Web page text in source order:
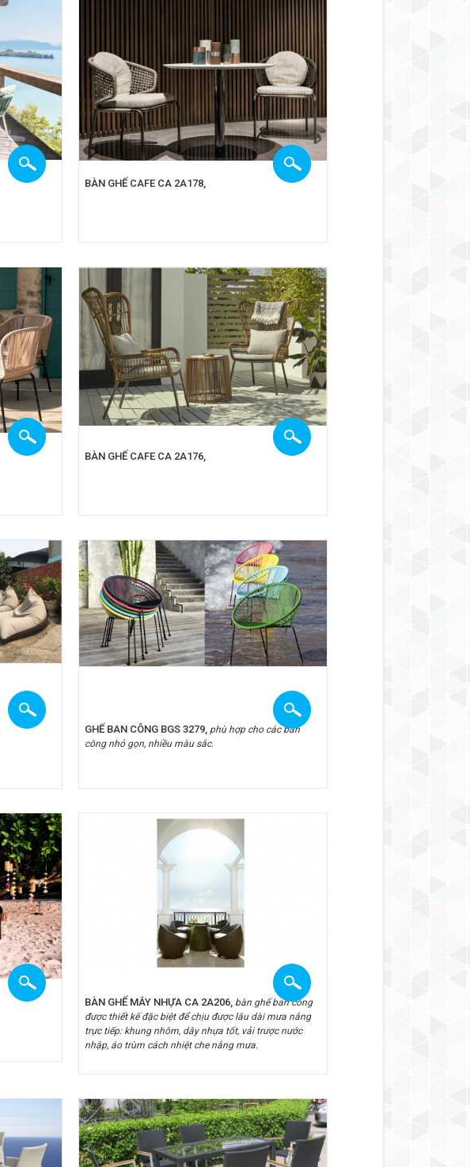
BÀN GHẾ CAFE CA 2A178,
BÀN GHẾ CAFE CA 2A176,
GHẾ BAN CÔNG BGS 3279, phù hợp cho các ban
công nhỏ gọn, nhiều màu sắc.
BÀN GHẾ MÂY NHỰA CA 2A206, bàn ghế ban công
được thiết kế đặc biệt để chịu được lâu dài mưa nắng
trực tiếp: khung nhôm, dây nhựa tốt, vải trược nước
nhập, áo trùm cách nhiệt che nắng mưa.